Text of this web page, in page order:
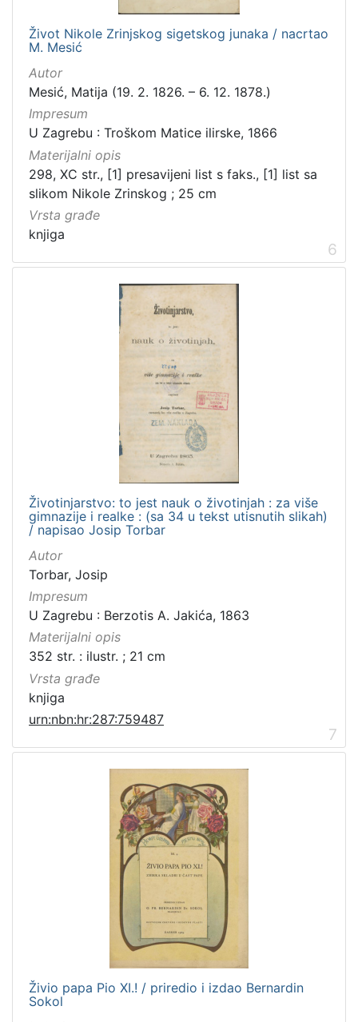
Život Nikole Zrinjskog sigetskog junaka / nacrtao
M. Mesić
Autor
Mesić, Matija (19. 2. 1826. – 6. 12. 1878.)
Impresum
U Zagrebu : Troškom Matice ilirske, 1866
Materijalni opis
298, XC str., [1] presavijeni list s faks., [1] list sa
slikom Nikole Zrinskog ; 25 cm
Vrsta građe
knjiga
6
Životinjarstvo: to jest nauk o životinjah : za više
gimnazije i realke : (sa 34 u tekst utisnutih slikah)
/ napisao Josip Torbar
Autor
Torbar, Josip
Impresum
U Zagrebu : Berzotis A. Jakića, 1863
Materijalni opis
352 str. : ilustr. ; 21 cm
Vrsta građe
knjiga
urn:nbn:hr:287:759487
7
Živio papa Pio XI.! / priredio i izdao Bernardin
Sokol